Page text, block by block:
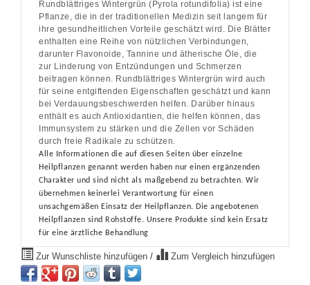
Rundblättriges Wintergrün (Pyrola rotundifolia) ist eine
Pflanze, die in der traditionellen Medizin seit langem für
ihre gesundheitlichen Vorteile geschätzt wird. Die Blätter
enthalten eine Reihe von nützlichen Verbindungen,
darunter Flavonoide, Tannine und ätherische Öle, die
zur Linderung von Entzündungen und Schmerzen
beitragen können. Rundblättriges Wintergrün wird auch
für seine entgiftenden Eigenschaften geschätzt und kann
bei Verdauungsbeschwerden helfen. Darüber hinaus
enthält es auch Antioxidantien, die helfen können, das
Immunsystem zu stärken und die Zellen vor Schäden
durch freie Radikale zu schützen.
Alle Informationen die auf diesen Seiten über einzelne
Heilpflanzen genannt werden haben nur einen ergänzenden
Charakter und sind nicht als maßgebend zu betrachten. Wir
übernehmen keinerlei Verantwortung für einen
unsachgemäßen Einsatz der Heilpflanzen. Die angebotenen
Heilpflanzen sind Rohstoffe. Unsere Produkte sind kein Ersatz
für eine ärztliche Behandlung
Zur Wunschliste hinzufügen / Zum Vergleich hinzufügen